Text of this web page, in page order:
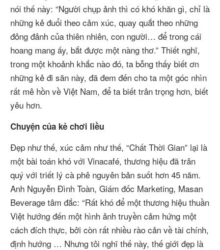
nói thế này: “Người chụp ảnh thì có khó khăn gì, chỉ là
những kẻ đuổi theo cảm xúc, quay quắt theo những
đỏng đảnh của thiên nhiên, con người… để trong cái
hoang mang ấy, bắt được một nàng thơ.” Thiết nghĩ,
trong một khoảnh khắc nào đó, ta bỗng thấy biết ơn
những kẻ đi săn này, đã đem đến cho ta một góc nhìn
rất mê hồn về Việt Nam, để ta biết trân trọng hơn, biết
yêu hơn.
Chuyện của kẻ chơi liều
Đẹp như thế, xúc cảm như thế, “Chất Thời Gian” lại là
một bài toán khó với Vinacafé, thương hiệu đã trân
quý với triết lý cà phê nguyên bản suốt hơn 45 năm.
Anh Nguyễn Đình Toàn, Giám đốc Marketing, Masan
Beverage tâm đắc: “Rất khó để một thương hiệu thuần
Việt hướng đến một hình ảnh truyền cảm hứng một
cách đích thực, bởi còn rất nhiều rào cản về tài chính,
định hướng … Nhưng tôi nghĩ thế này, thế giới đẹp là